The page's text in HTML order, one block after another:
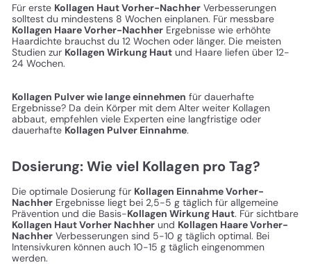
Für erste Kollagen Haut Vorher-Nachher Verbesserungen
solltest du mindestens 8 Wochen einplanen. Für messbare
Kollagen Haare Vorher-Nachher Ergebnisse wie erhöhte
Haardichte brauchst du 12 Wochen oder länger. Die meisten
Studien zur Kollagen Wirkung Haut und Haare liefen über 12-
24 Wochen.
Kollagen Pulver wie lange einnehmen für dauerhafte
Ergebnisse? Da dein Körper mit dem Alter weiter Kollagen
abbaut, empfehlen viele Experten eine langfristige oder
dauerhafte Kollagen Pulver Einnahme.
Dosierung: Wie viel Kollagen pro Tag?
Die optimale Dosierung für Kollagen Einnahme Vorher-
Nachher Ergebnisse liegt bei 2,5-5 g täglich für allgemeine
Prävention und die Basis-Kollagen Wirkung Haut. Für sichtbare
Kollagen Haut Vorher Nachher und Kollagen Haare Vorher-
Nachher Verbesserungen sind 5-10 g täglich optimal. Bei
Intensivkuren können auch 10-15 g täglich eingenommen
werden.